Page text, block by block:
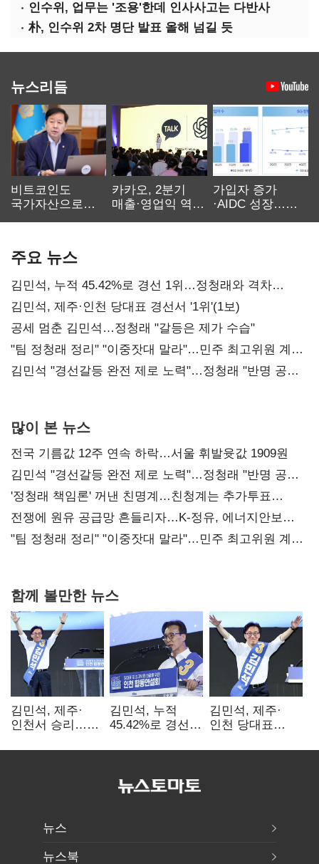
인수위, 업무는 '조용'한데 인사사고는 다반사
朴, 인수위 2차 명단 발표 올해 넘길 듯
뉴스리듬
비트코인도
국가자산으로…'
카카오, 2분기
매출·영업익 역대
가입자 증가
·AIDC 성장…
주요 뉴스
김민석, 누적 45.42%로 경선 1위…정청래와 격차
0.86%p(2보)
김민석, 제주·인천 당대표 경선서 '1위'(1보)
공세 멈춘 김민석…정청래 "갈등은 제가 수습"
"팀 정청래 정리" "이중잣대 말라"…민주 최고위원 계파
다툼 격화
김민석 "경선갈등 완전 제로 노력"…정청래 "반명 공세
많이 본 뉴스
전국 기름값 12주 연속 하락…서울 휘발윳값 1909원
김민석 "경선갈등 완전 제로 노력"…정청래 "반명 공세
사과부터"
'정청래 책임론' 꺼낸 친명계…친청계는 추가투표
때리기
전쟁에 원유 공급망 흔들리자…K-정유, 에너지안보
핵심으로 재부상
"팀 정청래 정리" "이중잣대 말라"…민주 최고위원 계파
함께 볼만한 뉴스
김민석, 제주·
인천서 승리…
탈환'(종합)
김민석, 누적
45.42%로 경선
격차
김민석, 제주·
인천 당대표
뉴스
뉴스북